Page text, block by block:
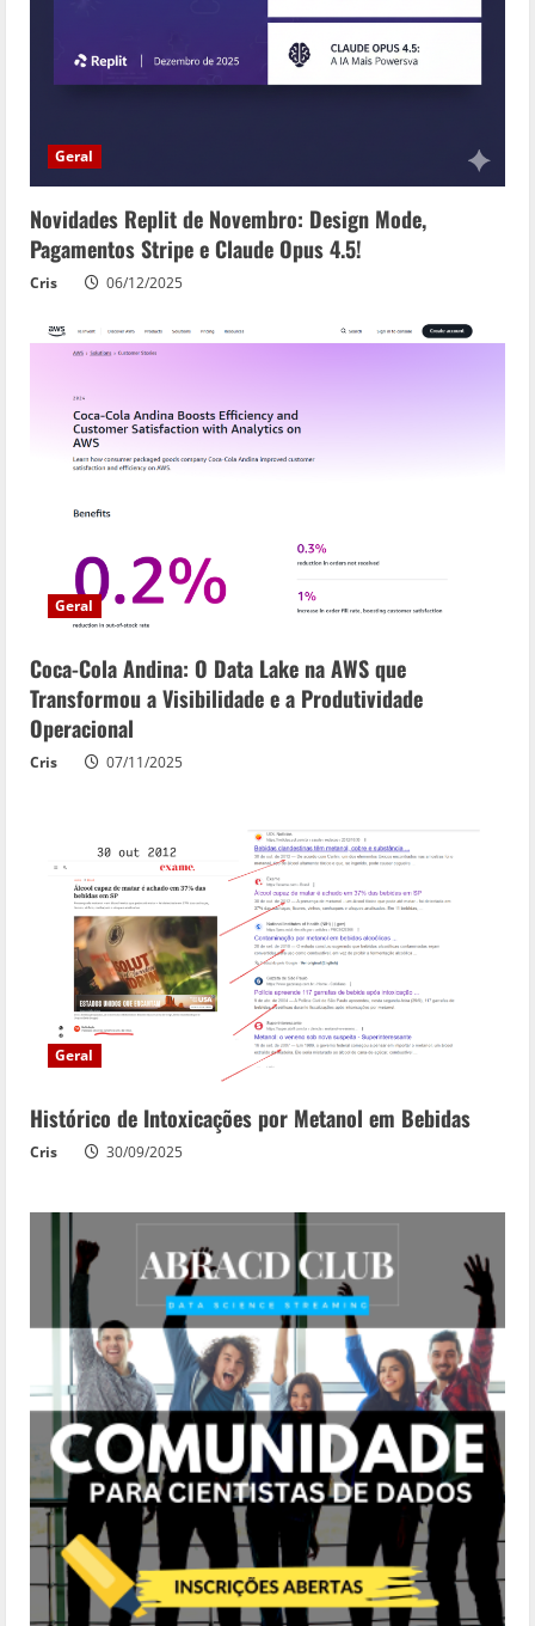
Geral
Novidades Replit de Novembro: Design Mode,
Pagamentos Stripe e Claude Opus 4.5!
Cris 06/12/2025
Geral
Coca-Cola Andina: O Data Lake na AWS que
Transformou a Visibilidade e a Produtividade
Operacional
Cris 07/11/2025
Geral
Histórico de Intoxicações por Metanol em Bebidas
Cris 30/09/2025